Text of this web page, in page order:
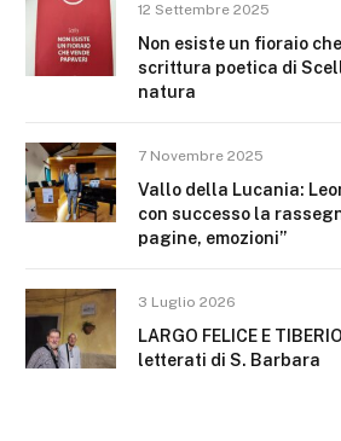
12 Settembre 2025
Non esiste un fioraio
scrittura poetica di
natura
7 Novembre 2025
Vallo della Lucania:
con successo la
pagine, emozioni”
3 Luglio 2026
LARGO FELICE E
letterati di S. Barbara